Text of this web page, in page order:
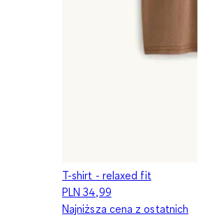
T-shirt - relaxed fit
PLN 34,99
Najniższa cena z ostatnich